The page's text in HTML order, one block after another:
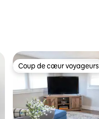
Coup de cœur voyageurs
Coup de cœur voyageurs